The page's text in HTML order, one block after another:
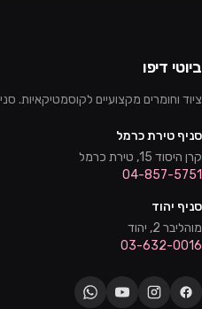
ביוטי דיפו
ציוד וחומרים מקצועיים לקוסמטיקאיות.
סניף טירת כרמל
קרן היסוד 15, טירת כרמל
04-857-5751
סניף יהוד
מוהליבר 2, יהוד
03-632-0016